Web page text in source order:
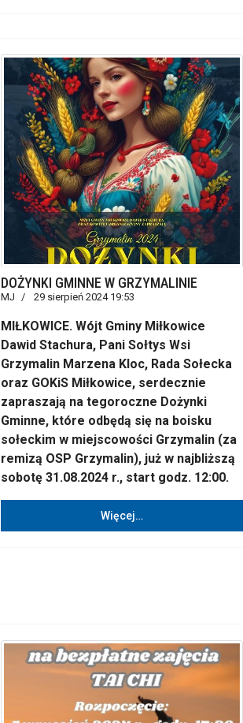
DOŻYNKI GMINNE W GRZYMALINIE
MJ 29 sierpień 2024 19:53
MIŁKOWICE. Wójt Gminy Miłkowice
Dawid Stachura, Pani Sołtys Wsi
Grzymalin Marzena Kloc, Rada Sołecka
oraz GOKiS Miłkowice, serdecznie
zapraszają na tegoroczne Dożynki
Gminne, które odbędą się na boisku
sołeckim w miejscowości Grzymalin (za
remizą OSP Grzymalin), już w najbliższą
sobotę 31.08.2024 r., start godz. 12:00.
Więcej…